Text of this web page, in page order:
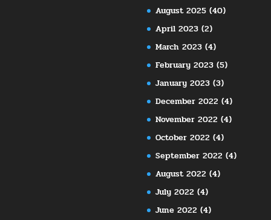
August 2025 (40)
April 2023 (2)
March 2023 (4)
February 2023 (5)
January 2023 (3)
December 2022 (4)
November 2022 (4)
October 2022 (4)
September 2022 (4)
August 2022 (4)
July 2022 (4)
June 2022 (4)